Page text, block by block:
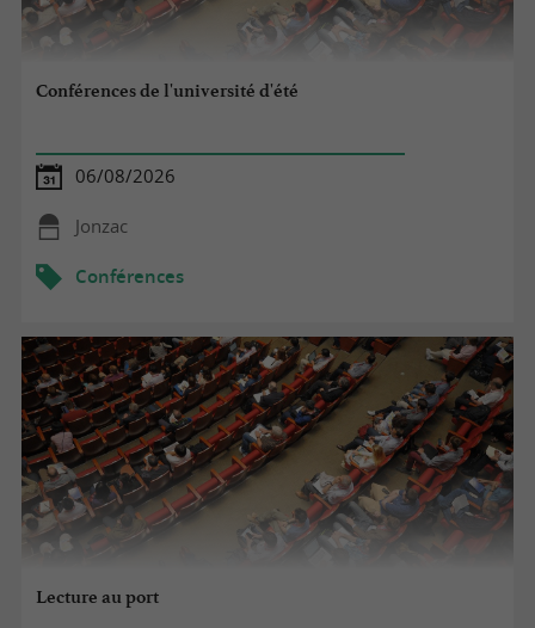
Conférences de l'université d'été
06/08/2026
Jonzac
Conférences
Lecture au port